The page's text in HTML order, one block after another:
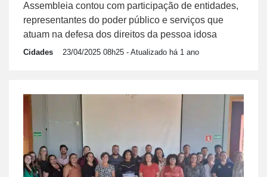
Assembleia contou com participação de entidades,
representantes do poder público e serviços que
atuam na defesa dos direitos da pessoa idosa
Cidades 23/04/2025 08h25 - Atualizado há 1 ano